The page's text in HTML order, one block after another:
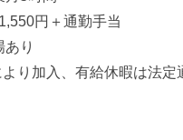
円＋通勤手当
あり
り加入、有給休暇は法定